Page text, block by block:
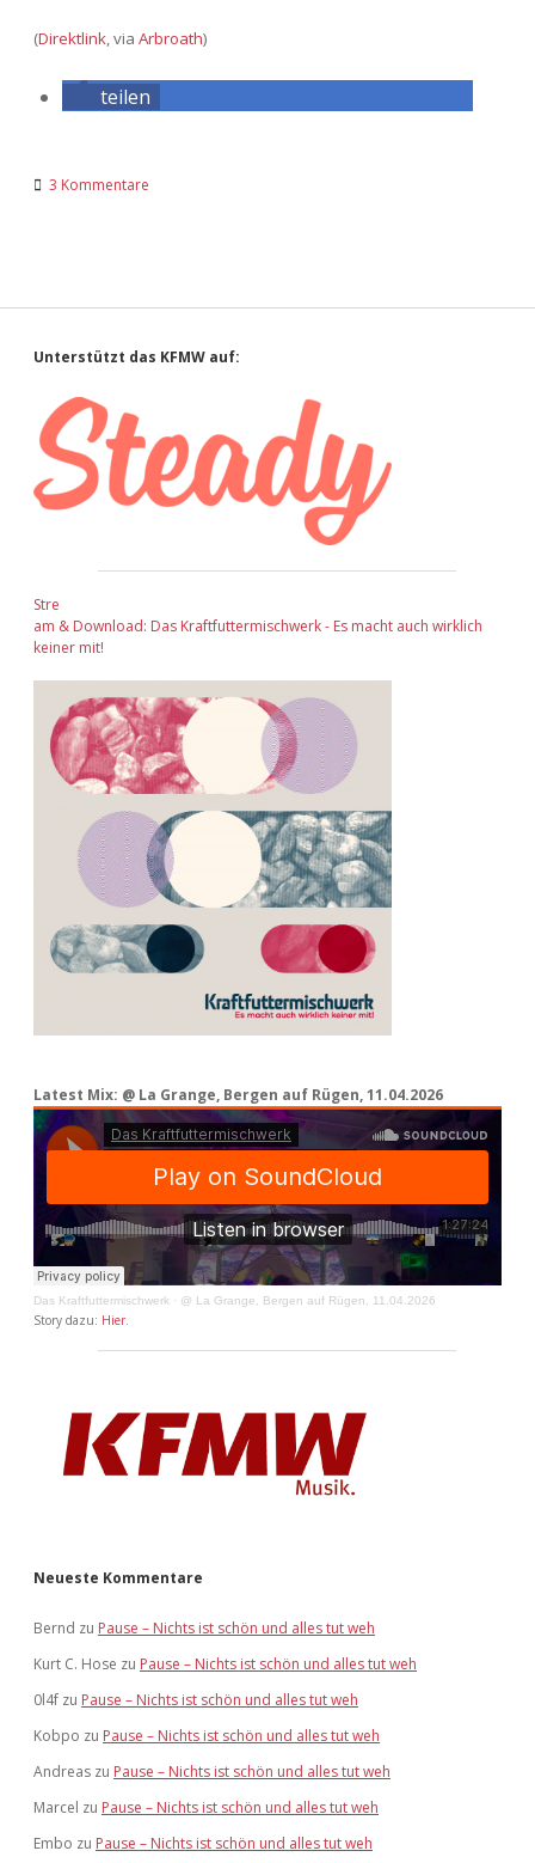
(Direktlink, via Arbroath)
teilen
3 Kommentare
Sidebar
Unterstützt das KFMW auf:
Stre
am & Download: Das Kraftfuttermischwerk - Es macht auch wirklich
keiner mit!
Latest Mix: @ La Grange, Bergen auf Rügen, 11.04.2026
Das Kraftfuttermischwerk · @ La Grange, Bergen auf Rügen, 11.04.2026
Story dazu: Hier.
Neueste Kommentare
Bernd zu Pause – Nichts ist schön und alles tut weh
Kurt C. Hose zu Pause – Nichts ist schön und alles tut weh
0l4f zu Pause – Nichts ist schön und alles tut weh
Kobpo zu Pause – Nichts ist schön und alles tut weh
Andreas zu Pause – Nichts ist schön und alles tut weh
Marcel zu Pause – Nichts ist schön und alles tut weh
Embo zu Pause – Nichts ist schön und alles tut weh